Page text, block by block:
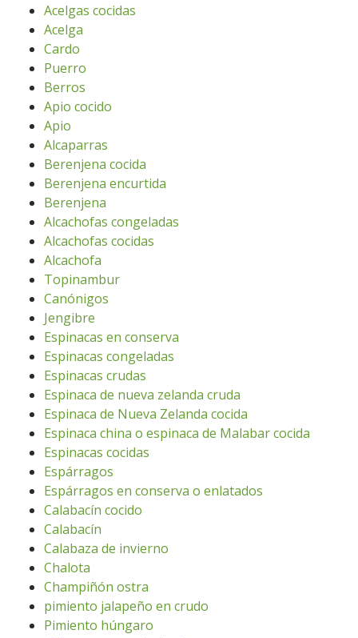
Acelgas cocidas
Acelga
Cardo
Puerro
Berros
Apio cocido
Apio
Alcaparras
Berenjena cocida
Berenjena encurtida
Berenjena
Alcachofas congeladas
Alcachofas cocidas
Alcachofa
Topinambur
Canónigos
Jengibre
Espinacas en conserva
Espinacas congeladas
Espinacas crudas
Espinaca de nueva zelanda cruda
Espinaca de Nueva Zelanda cocida
Espinaca china o espinaca de Malabar cocida
Espinacas cocidas
Espárragos
Espárragos en conserva o enlatados
Calabacín cocido
Calabacín
Calabaza de invierno
Chalota
Champiñón ostra
pimiento jalapeño en crudo
Pimiento húngaro